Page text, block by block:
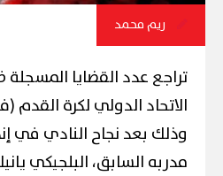
ريم محمد
تراجع عدد القضايا
وذلك بعد نجاح النادي في
مدربه السابق، البلجيكي